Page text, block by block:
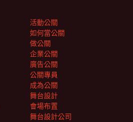
活動公關
如何當公關
做公關
企業公關
廣告公關
公關專員
成為公關
舞台設計
會場布置
舞台設計公司